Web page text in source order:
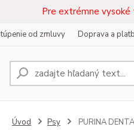
Pre extrémne
od zmluvy Doprava a
Úvod Psy PURINA